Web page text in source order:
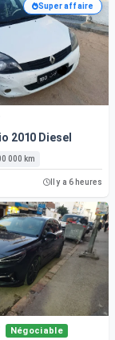
Super affaire
2010 Diesel
000 km
Il y a 6 heures
Négociable